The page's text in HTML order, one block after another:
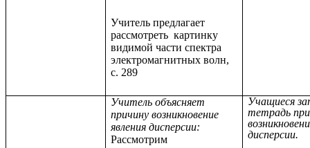
Учитель предлагает
рассмотреть картинку
видимой части спектра
электромагнитных волн,
с. 289
Учитель объясняет
причину возникновение
явления дисперсии:
Рассмотрим
Учащиеся
тетрадь
дисперсии.